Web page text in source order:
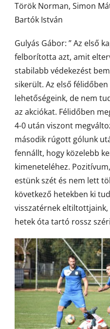
Török Norman, Simon
Bartók István
Gulyás Gábor: ” Az első
felborította azt, amit
stabilabb védekezést
sikerült. Az első
lehetőségeink, de nem
az akciókat. Félidőben
4-0 után viszont
második rúgott gólunk
fennállt, hogy közelebb
kimeneteléhez.
estünk szét és nem lett
következő hetekben ki
visszatérnek
hetek óta tartó rossz